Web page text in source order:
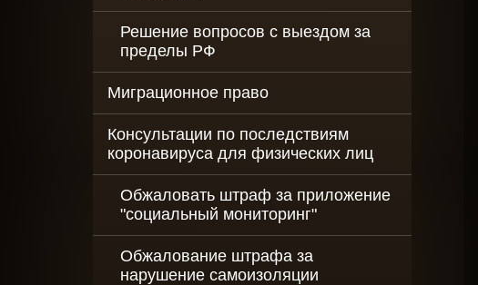
Решение вопросов с выездом за
пределы РФ
Миграционное право
Консультации по последствиям
коронавируса для физических лиц
Обжаловать штраф за приложение
"социальный мониторинг"
Обжалование штрафа за
нарушение самоизоляции